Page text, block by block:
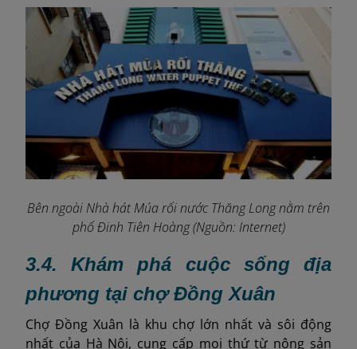
Bên ngoài Nhà hát Múa rối nước Thăng Long nằm trên
phố Đinh Tiên Hoàng (Nguồn: Internet)
3.4. Khám phá cuộc sống địa
phương tại chợ Đồng Xuân
Chợ Đồng Xuân là khu chợ lớn nhất và sôi động
nhất của Hà Nội, cung cấp mọi thứ từ nông sản